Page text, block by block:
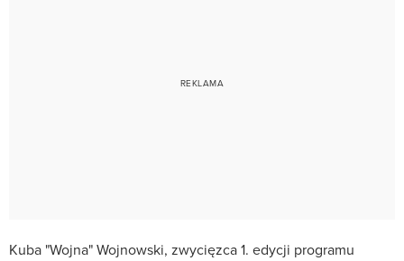
Kuba "Wojna" Wojnowski, zwycięzca 1. edycji programu